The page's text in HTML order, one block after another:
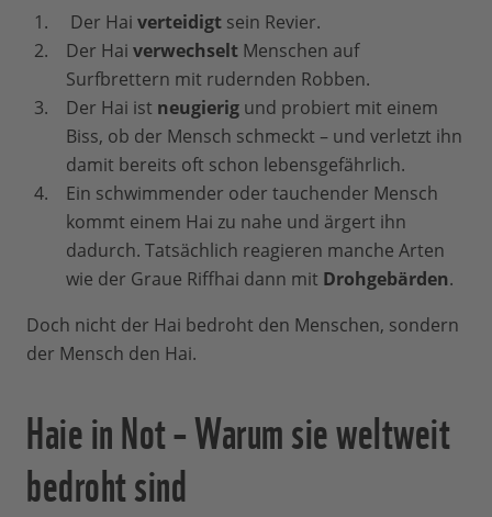
Der Hai verteidigt sein Revier.
Der Hai verwechselt Menschen auf
Surfbrettern mit rudernden Robben.
Der Hai ist neugierig und probiert mit einem
Biss, ob der Mensch schmeckt – und verletzt ihn
damit bereits oft schon lebensgefährlich.
Ein schwimmender oder tauchender Mensch
kommt einem Hai zu nahe und ärgert ihn
dadurch. Tatsächlich reagieren manche Arten
wie der Graue Riffhai dann mit Drohgebärden.
Doch nicht der Hai bedroht den Menschen, sondern
der Mensch den Hai.
Haie in Not – Warum sie weltweit
bedroht sind